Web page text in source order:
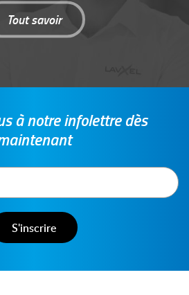
Tout savoir
à notre infolettre dès